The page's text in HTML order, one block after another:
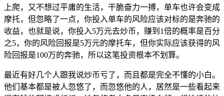
上爬，又不想过平庸的生活，干脆奋力一搏，单车也许会变成
摩托，但忽略了一点，你投入单车的风险应该对标的是奔驰的
收益，也就是说，你投入5万元去炒币，赚到1倍的概率是百分
之5，你的风险回报是5万元的摩托车，但你实际应该获得的风
险回报是100万的奔驰，所以这笔投资根本不划算。
最近有好几个人跟我说炒币亏了，而且都是完全不懂的小白。
他们基本都是被人忽悠了，而忽悠他的人，居然是一些看起来